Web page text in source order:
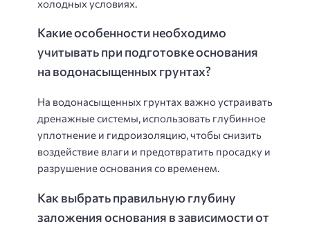
холодных условиях.
Какие особенности необходимо
учитывать при подготовке основания
на водонасыщенных грунтах?
На водонасыщенных грунтах важно устраивать
дренажные системы, использовать глубинное
уплотнение и гидроизоляцию, чтобы снизить
воздействие влаги и предотвратить просадку и
разрушение основания со временем.
Как выбрать правильную глубину
заложения основания в зависимости от